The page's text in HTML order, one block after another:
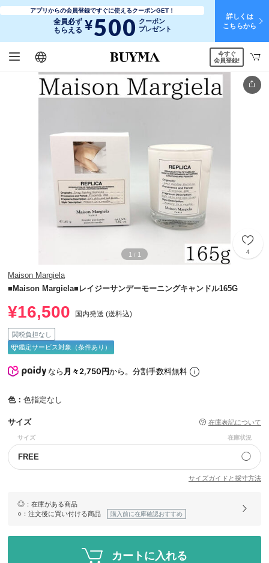
アプリからの会員登録ですぐに使えるクーポンGET！
全員必ず
もらえる ¥500 クーポン
プレゼント
詳しくは
こちらから
日本語
English
简体中文
繁體中文
今すぐ
会員登録!
1 / 1 4
Maison Margiela
■Maison Margiela■レイジーサンデーモーニングキャンドル165G
¥16,500 国内発送 (送料込)
関税負担なし
鑑定サービス対象（条件あり）
なら月々2,750円から。分割手数料無料
色： 色指定なし
サイズ 在庫表記について
サイズ 在庫状況
FREE ◯
サイズガイドと採寸方法
◎ ：在庫がある商品
○ ：注文後に買い付ける商品 購入前に在庫確認おすすめ
カートに入れる